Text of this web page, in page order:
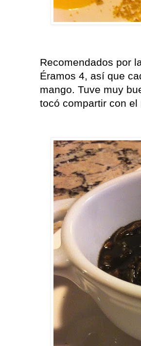
Recomendados por
Éramos 4, así que
mango. Tuve muy
tocó compartir con el